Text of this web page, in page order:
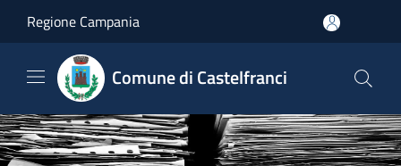
Regione Campania
Comune di Castelfranci